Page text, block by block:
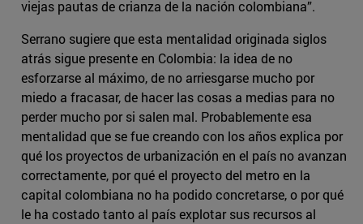
viejas pautas de crianza de la nación colombiana”.
Serrano sugiere que esta mentalidad originada siglos
atrás sigue presente en Colombia: la idea de no
esforzarse al máximo, de no arriesgarse mucho por
miedo a fracasar, de hacer las cosas a medias para no
perder mucho por si salen mal. Probablemente esa
mentalidad que se fue creando con los años explica por
qué los proyectos de urbanización en el país no avanzan
correctamente, por qué el proyecto del metro en la
capital colombiana no ha podido concretarse, o por qué
le ha costado tanto al país explotar sus recursos al